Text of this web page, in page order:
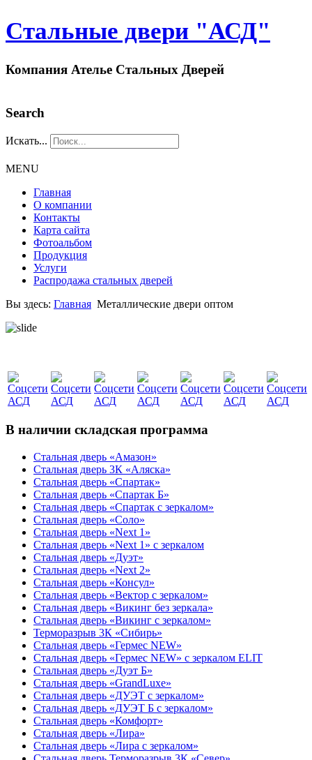
Стальные двери "АСД"
Компания Ателье Стальных Дверей
Search
Искать...
MENU
Главная
О компании
Контакты
Карта сайта
Фотоальбом
Продукция
Услуги
Распродажа стальных дверей
Вы здесь: Главная Металлические двери оптом
В наличии складская программа
Стальная дверь «Амазон»
Стальная дверь 3К «Аляска»
Стальная дверь «Спартак»
Стальная дверь «Спартак Б»
Стальная дверь «Спартак с зеркалом»
Стальная дверь «Соло»
Стальная дверь «Next 1»
Стальная дверь «Next 1» с зеркалом
Стальная дверь «Дуэт»
Стальная дверь «Next 2»
Стальная дверь «Консул»
Стальная дверь «Вектор с зеркалом»
Стальная дверь «Викинг без зеркала»
Стальная дверь «Викинг c зеркалом»
Терморазрыв 3К «Сибирь»
Стальная дверь «Гермес NEW»
Стальная дверь «Гермес NEW» с зеркалом ELIT
Стальная дверь «Дуэт Б»
Стальная дверь «GrandLuxe»
Стальная дверь «ДУЭТ с зеркалом»
Стальная дверь «ДУЭТ Б с зеркалом»
Стальная дверь «Комфорт»
Стальная дверь «Лира»
Стальная дверь «Лира с зеркалом»